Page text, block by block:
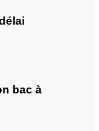
bac à